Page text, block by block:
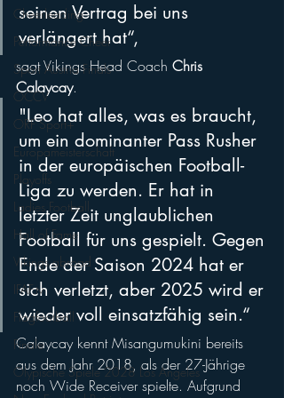
Cheerleading
Performance Cheer
Sport Austria Finals
ÖCCV
ORF Sport+
Europameisterschaft
Playoffs
Ladies Football
Hall of Fame
Vikings abroad
IFAF.tv
Flagfootball
Finale
Olypische Spiele 2028 Los Angeles
seinen Vertrag bei uns
verlängert hat“,
sagt Vikings Head Coach Chris
Calaycay.
"Leo hat alles, was es braucht,
um ein dominanter Pass Rusher
in der europäischen Football-
Liga zu werden. Er hat in
letzter Zeit unglaublichen
Football für uns gespielt. Gegen
Ende der Saison 2024 hat er
sich verletzt, aber 2025 wird er
wieder voll einsatzfähig sein.“
Calaycay kennt Misangumukini bereits
aus dem Jahr 2018, als der 27-Jährige
noch Wide Receiver spielte. Aufgrund